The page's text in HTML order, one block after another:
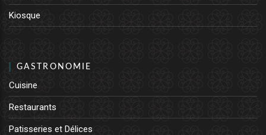
Kiosque
GASTRONOMIE
Cuisine
Restaurants
Patisseries et Délices